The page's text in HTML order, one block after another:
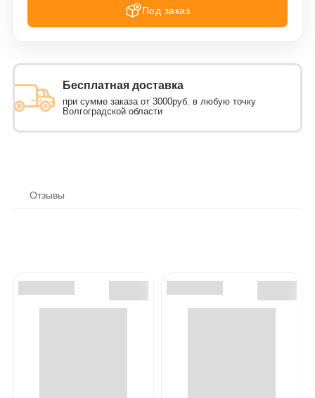
Под заказ
Бесплатная доставка
при сумме заказа от 3000руб. в любую точку
Волгоградской области
Отзывы